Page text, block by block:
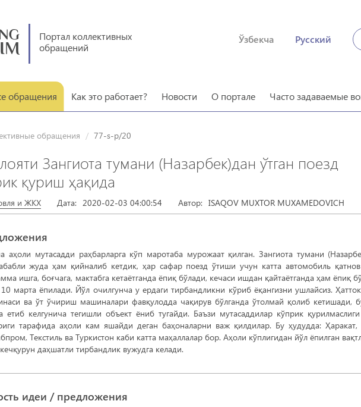
Портал коллективных
обращений
Ўзбекча Русский
обращения Как это работает? Новости О портале Часто задаваемые
обращения 77-s-p/20
Зангиота тумани (Назарбек)дан ўтган поезд
қуриш ҳақида
и ЖКХ Дата: 2020-02-03 04:00:54 Автор: ISAQOV MUXTOR MUXAMEDOVICH
аҳоли мутасадди раҳбарларга кўп маротаба мурожаат қилган. Зангиота тумани
жуда ҳам қийналиб кетдик, ҳар сафар поезд ўтиши учун катта автомобиль
ишга, боғчага, мактабга кетаётганда ёпиқ бўлади, кечаси ишдан қайтаётганда ҳам ёпиқ
марта ёпилади. Йўл очилгунча у ердаги тирбандликни кўриб ёқангизни ушлайсиз.
ва ўт ўчириш машиналари фавқулодда чақирув бўлганда ўтолмай қолиб кетишади,
етиб келгунича тегишли объект ёниб тугайди. Баъзи мутасаддилар кўприк
тарафида аҳоли кам яшайди деган баҳоналарни важ қилдилар. Бу ҳудудда: Ҳаракат,
Текстиль ва Туркистон каби катта маҳаллалар бор. Аҳоли кўплигидан йўл ёпилган
даҳшатли тирбандлик вужудга келади.
идеи / предложения